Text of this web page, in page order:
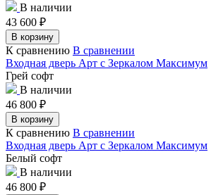
В наличии
43 600 ₽
В корзину
К сравнению В сравнении
Входная дверь Арт с Зеркалом Максимум
Грей софт
В наличии
46 800 ₽
В корзину
К сравнению В сравнении
Входная дверь Арт с Зеркалом Максимум
Белый софт
В наличии
46 800 ₽